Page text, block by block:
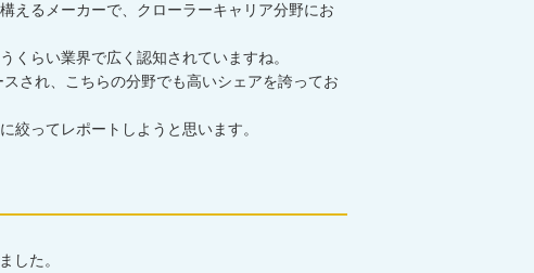
えるメーカーで、クローラーキャリア分野にお
くらい業界で広く認知されていますね。
され、こちらの分野でも高いシェアを誇ってお
絞ってレポートしようと思います。
した。